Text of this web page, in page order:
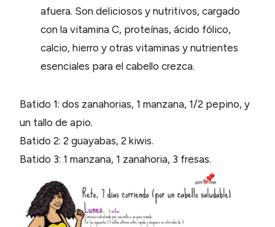
afuera. Son deliciosos y nutritivos, cargado
con la vitamina C, proteínas, ácido fólico,
calcio, hierro y otras vitaminas y nutrientes
esenciales para el cabello crezca.
Batido 1: dos zanahorias, 1 manzana, 1/2 pepino, y
un tallo de apio.
Batido 2: 2 guayabas, 2 kiwis.
Batido 3: 1 manzana, 1 zanahoria, 3 fresas.